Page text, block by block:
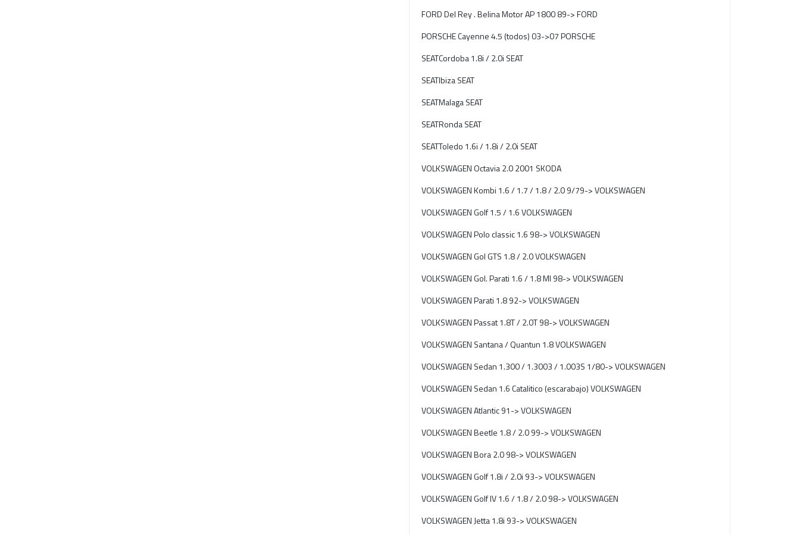
FORD Del Rey . Belina Motor AP 1800 89-> FORD
PORSCHE Cayenne 4.5 (todos) 03->07 PORSCHE
SEATCordoba 1.8i / 2.0i SEAT
SEATIbiza SEAT
SEATMalaga SEAT
SEATRonda SEAT
SEATToledo 1.6i / 1.8i / 2.0i SEAT
VOLKSWAGEN Octavia 2.0 2001 SKODA
VOLKSWAGEN Kombi 1.6 / 1.7 / 1.8 / 2.0 9/79-> VOLKSWAGEN
VOLKSWAGEN Golf 1.5 / 1.6 VOLKSWAGEN
VOLKSWAGEN Polo classic 1.6 98-> VOLKSWAGEN
VOLKSWAGEN Gol GTS 1.8 / 2.0 VOLKSWAGEN
VOLKSWAGEN Gol. Parati 1.6 / 1.8 MI 98-> VOLKSWAGEN
VOLKSWAGEN Parati 1.8 92-> VOLKSWAGEN
VOLKSWAGEN Passat 1.8T / 2.0T 98-> VOLKSWAGEN
VOLKSWAGEN Santana / Quantun 1.8 VOLKSWAGEN
VOLKSWAGEN Sedan 1.300 / 1.3003 / 1.003S 1/80-> VOLKSWAGEN
VOLKSWAGEN Sedan 1.6 Catalitico (escarabajo) VOLKSWAGEN
VOLKSWAGEN Atlantic 91-> VOLKSWAGEN
VOLKSWAGEN Beetle 1.8 / 2.0 99-> VOLKSWAGEN
VOLKSWAGEN Bora 2.0 98-> VOLKSWAGEN
VOLKSWAGEN Golf 1.8i / 2.0i 93-> VOLKSWAGEN
VOLKSWAGEN Golf IV 1.6 / 1.8 / 2.0 98-> VOLKSWAGEN
VOLKSWAGEN Jetta 1.8i 93-> VOLKSWAGEN